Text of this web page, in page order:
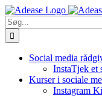
Skip
to
content
Søg
efter:
Social media
InstaTjek et
Kurser i sociale
Instagram